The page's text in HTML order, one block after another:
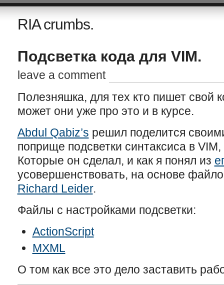
RIA crumbs.
Подсветка кода для VIM.
leave a comment
Полезняшка, для тех кто пишет свой
может они уже про это и в курсе.
Abdul Qabiz’s решил поделится
поприще подсветки синтаксиса в
Которые он сделал, и как я понял из
усовершенствовать, на основе
Richard Leider.
Файлы с настройками подсветки:
ActionScript
MXML
О том как все это дело заставить